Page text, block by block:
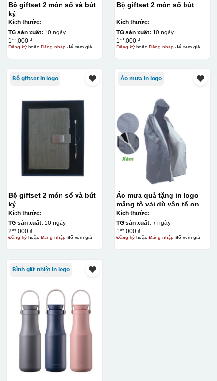
Bộ giftset 2 món sổ và bút
ký
Kích thước:
TG sản xuất: 10 ngày
1**.000 ₫
Đăng kýhoặc Đăng nhậpđể xem giá
Bộ giftset 2 món sổ bút
Kích thước:
TG sản xuất: 10 ngày
1**.000 ₫
Đăng kýhoặc Đăng nhậpđể xem giá
Bộ giftset In logo
Bộ giftset 2 món sổ và bút
ký
Kích thước:
TG sản xuất: 10 ngày
2**.000 ₫
Đăng kýhoặc Đăng nhậpđể xem giá
Áo mưa in logo
Áo mưa quà tặng in logo
măng tô vải dù vân tổ ong
KQ-AM13
Kích thước:
TG sản xuất: 7 ngày
1**.000 ₫
Đăng kýhoặc Đăng nhậpđể xem giá
Bình giữ nhiệt in logo